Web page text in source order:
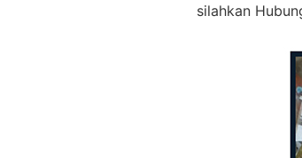
silahkan